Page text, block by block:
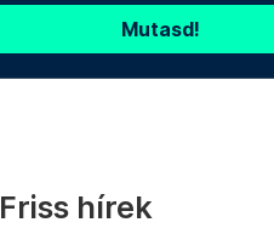
Mutasd!
Friss hírek